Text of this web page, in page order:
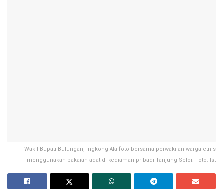
Wakil Bupati Bulungan, Ingkong Ala foto bersama perwakilan warga etnis
menggunakan pakaian adat di kediaman pribadi Tanjung Selor. Foto: Ist